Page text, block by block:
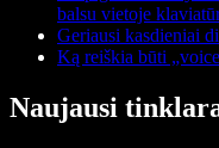
balsu vietoje
Geriausi kasdieniai
Ką reiškia būti
Naujausi